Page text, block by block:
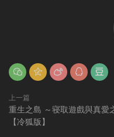
上一篇
重生之島 ～寝取遊戲與真愛
【冷狐版】